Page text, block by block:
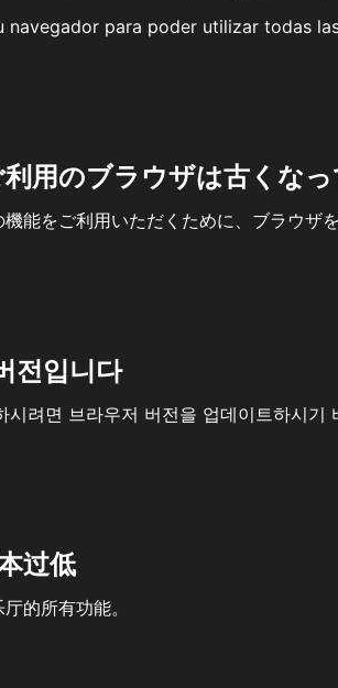
navegador para poder utilizar todas
用のブラウザは古くな
能をご利用いただくために、ブラウザ
전입니다
려면 브라우저 버전을 업데이트하시기
过低
的所有功能。